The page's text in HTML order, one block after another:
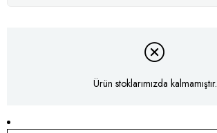
Ürün stoklarımızda kalmamıştır.